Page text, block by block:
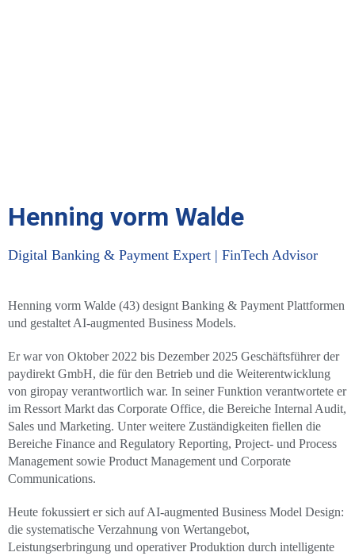
Henning vorm Walde
Digital Banking & Payment Expert | FinTech Advisor
Henning vorm Walde (43) designt Banking & Payment Plattformen
und gestaltet AI-augmented Business Models.
Er war von Oktober 2022 bis Dezember 2025 Geschäftsführer der
paydirekt GmbH, die für den Betrieb und die Weiterentwicklung
von giropay verantwortlich war. In seiner Funktion verantwortete er
im Ressort Markt das Corporate Office, die Bereiche Internal Audit,
Sales und Marketing. Unter weitere Zuständigkeiten fiellen die
Bereiche Finance and Regulatory Reporting, Project- und Process
Management sowie Product Management und Corporate
Communications.
Heute fokussiert er sich auf AI-augmented Business Model Design:
die systematische Verzahnung von Wertangebot,
Leistungserbringung und operativer Produktion durch intelligente